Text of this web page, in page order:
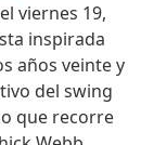
viernes 19,
inspirada
años veinte y
del swing
que recorre